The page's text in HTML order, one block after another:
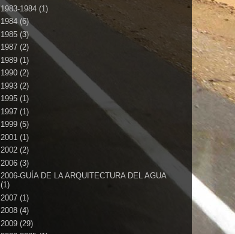
1983-1984 (1)
1984 (6)
1985 (3)
1987 (2)
1989 (1)
1990 (2)
1993 (2)
1995 (1)
1997 (1)
1999 (5)
2001 (1)
2002 (2)
2006 (3)
2006-GUÍA DE LA ARQUITECTURA DEL AGUA
(1)
2007 (1)
2008 (4)
2009 (29)